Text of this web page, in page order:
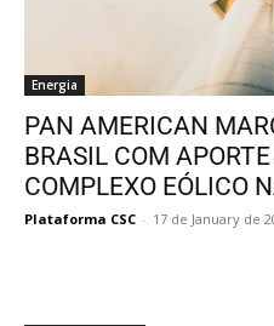
Energia
PAN AMERICAN
BRASIL COM
COMPLEXO EÓLICO
Plataforma CSC - 17 de January de